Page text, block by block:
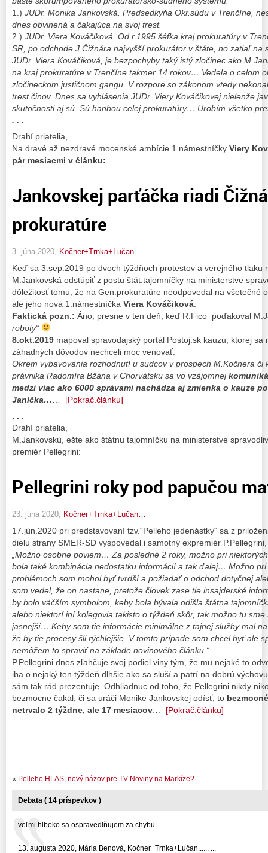
1.) JUDr. Monika Jankovská. Predsedkyňa Okr.súdu v Trenčíne,
dnes obvinená a čakajúca na svoj trest.
2.) JUDr. Viera Kováčiková. Od r.1995 šéfka kraj.prokuratúry v
SR, po odchode J.Čižnára najvyšší prokurátor v štáte, no zatiaľ na
JUDr. Viera Kováčiková, je bezpochyby taký istý zločinec ako
na kraj.prokuratúre v Trenčíne takmer 14 rokov… Vedela o celom
zločineckom justičnom gangu. V rozpore so zákonom vtedy
trest.činov. Dnes sa vyhlásenia JUDr. Viery Kováčikovej nielenže
skutočnosti aj sú. Sú hanbou celej prokuratúry… Urobím všetko
. . .
Drahí priatelia,
Na dravé až nezdravé mocenské ambície 1.námestníčky Viery
pár mesiacmi v článku:
Jankovskej parťáčka riadi
prokuratúre
3. júna 2020, Kočner+Trnka+Lučan…
Keď sa 3.sep.2019 po dvoch týždňoch protestov a verejného tlaku
M.Jankovská odstúpiť z postu štát.tajomníčky na ministerstve
dôležitosť tomu, že na Gen.prokuratúre neodpovedal na všetečné
ale jeho nová 1.námestníčka Viera Kováčiková
Faktická pozn.: Áno, presne v ten deň, keď R.Fico poďakoval
roboty“
8.okt.2019 mapoval spravodajský portál Postoj.sk kauzu, ktorej sa
záhadných dôvodov nechceli moc venovať:
Okrem vybavovania rozhodnutí u sudcov v prospech M.Kočnera či
právnika Radomíra Bžána v Chorvátsku sa vo vzájomnej
medzi viac ako 6000 správami nachádza aj zmienka o kauze
Janíčka…
[Pokrač.článku]
. . .
Drahí priatelia,
M.Jankovskú, ešte ako štátnu tajomníčku na ministerstve
premiér Pellegrini:
Pellegrini roky pod papučou
23. júna 2020, Kočner+Trnka+Lučan…
17.jún.2020 pri predstavovaní tzv.“Pelleho jedenástky“ sa z
dielu strany SMER-SD vyspovedal i samotný expremiér
„Možno osobne poviem… Za posledné 2 roky, možno pri
bola také kombinácia nedostatku informácií a tak ďalej… Možno
problémoch som mohol byť tvrdší a požiadať o odchod dotyčnej
som vedel, že on nastane, pretože človek zase tie insajderské
by bolo väčším symbolom, keby bola bývala odišla štátna
alebo niektorí iní kolegovia takisto o týždeň skôr, tak možno tu
jasnejší… Keby som tie informácie minimálne z tajnej služby mal
že by tie procesy šli rýchlejšie. V tomto prípade som chcel byť ale
nemôžem to spraviť na základe novinového článku.“
P.Pellegrini dnes zľahčuje svoj podiel viny tým, že mu nejaké to
iba o nejaký ten týždeň dlhšie ako sa sluší a patrí na dobrú
sám tak rád prezentuje. Odhliadnuc od toho, že Pellegrini nikdy
bezmocne čakal, či sa uráči Monike Jankovskej odísť, to
netrvalo 2 týždne, ale 17 mesiacov… [Pokrač.článku]
« Pelleho HLAS, nový názov pre TV Noviny na Markíze?
Debata ( 14 príspevkov )
veľmi hlboko sa ospravedlňujem za chybu. ...
13. augusta 2020, Mária Benová, Kočner+Trnka+Lučan...... ...